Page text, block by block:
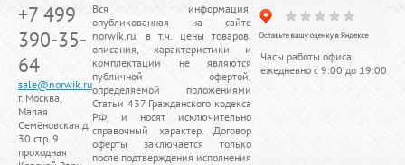
+7 499
390-35-
64
sale@norwik.ru
г. Москва,
Малая
Семёновская д.
30 стр. 9
проходная
Вся информация,
опубликованная на сайте
norwik.ru, в т.ч. цены товаров,
описания, характеристики и
комплектации не являются
публичной офертой,
определяемой положениями
Статьи 437 Гражданского кодекса
РФ, и носят исключительно
справочный характер. Договор
оферты заключается только
после подтверждения исполнения
Часы работы офиса
ежедневно с 9:00 до 19:00